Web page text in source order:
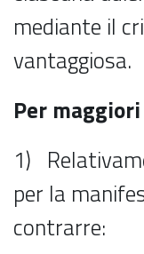
mediante il
vantaggiosa.
Per
1)
per la
contrarre: